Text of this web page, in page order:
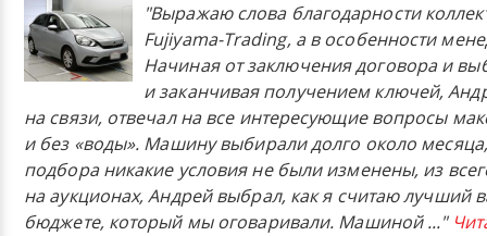
"Выражаю слова благодарности
Fujiyama-Trading, а в особенности
Начиная от заключения договора и
и заканчивая получением ключей,
на связи, отвечал на все интересующие вопросы
и без «воды». Машину выбирали долго около
подбора никакие условия не были изменены, из
на аукционах, Андрей выбрал, как я считаю лучший
бюджете, который мы оговаривали. Машиной..."